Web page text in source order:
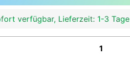
verfügbar, Lieferzeit: 1-3 Tage